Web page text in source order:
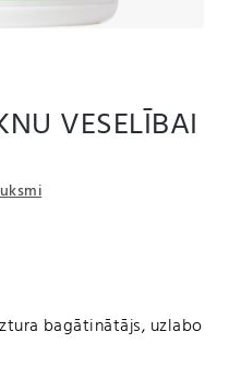
VESELĪBAI
bagātinātājs, uzlabo